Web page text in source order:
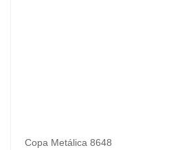
Copa Metálica 8648